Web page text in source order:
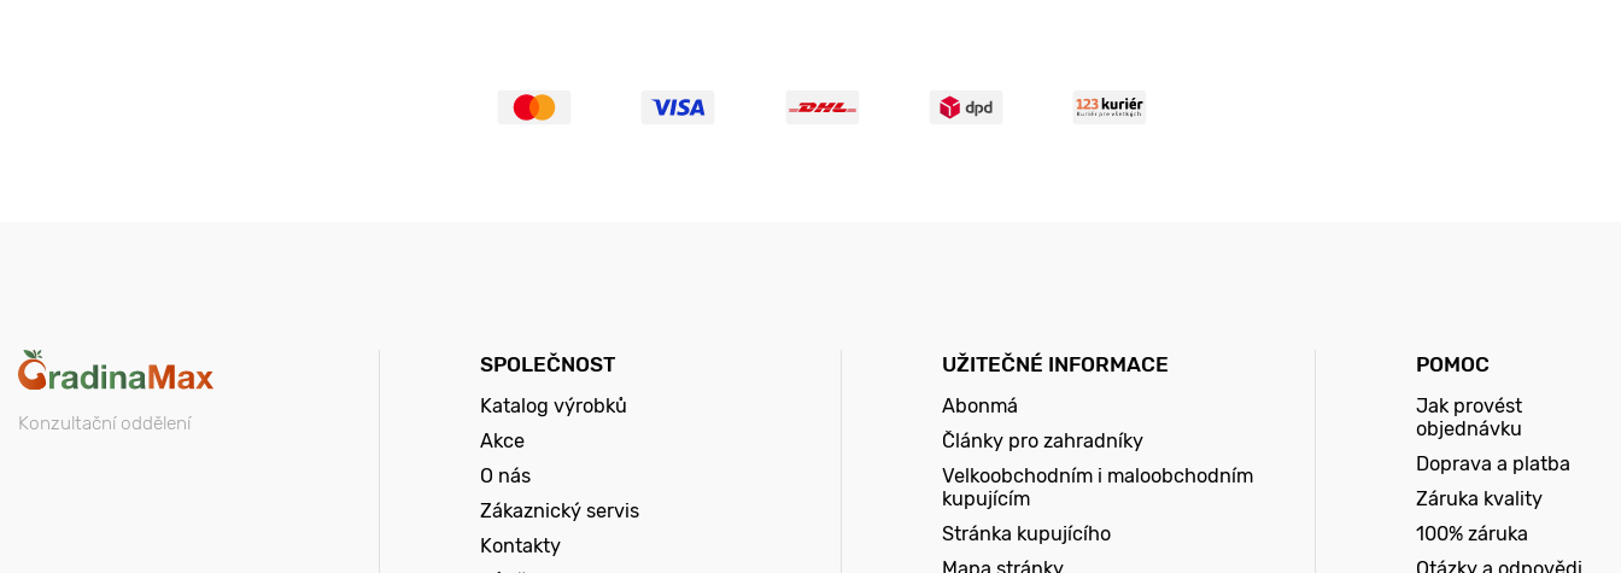
Konzultační oddělení
SPOLEČNOST
Katalog výrobků
Akce
O nás
Zákaznický servis
Kontakty
UŽITEČNÉ INFORMACE
Abonmá
Články pro zahradníky
Velkoobchodním i maloobchodním
kupujícím
Stránka kupujícího
POMOC
Jak provést
objednávku
Doprava a platba
Záruka kvality
100% záruka